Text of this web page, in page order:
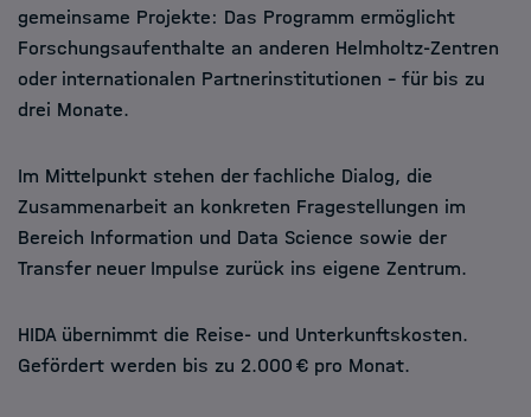
gemeinsame Projekte: Das Programm ermöglicht
Forschungsaufenthalte an anderen Helmholtz-Zentren
oder internationalen Partnerinstitutionen – für bis zu
drei Monate.
Im Mittelpunkt stehen der fachliche Dialog, die
Zusammenarbeit an konkreten Fragestellungen im
Bereich Information und Data Science sowie der
Transfer neuer Impulse zurück ins eigene Zentrum.
HIDA übernimmt die Reise- und Unterkunftskosten.
Gefördert werden bis zu 2.000 € pro Monat.